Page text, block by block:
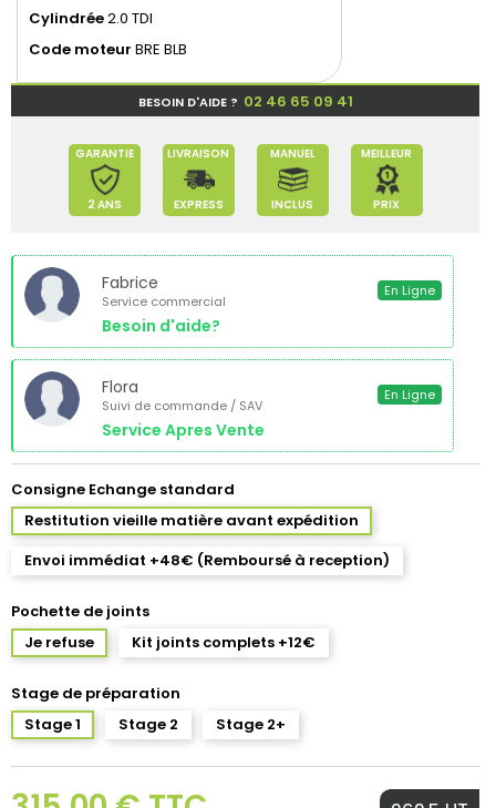
Cylindrée2.0 TDI
Code moteur BRE BLB
BESOIN D'AIDE ? 02 46 65 09 41
GARANTIE
2 ANS
LIVRAISON
EXPRESS
MANUEL
INCLUS
MEILLEUR
PRIX
Fabrice
Service commercial
Besoin d'aide?
En Ligne
Flora
Suivi de commande / SAV
Service Apres Vente
En Ligne
Consigne Echange standard
Restitution vieille matière avant expédition
Envoi immédiat +48€ (Remboursé à reception)
Pochette de joints
Je refuse
Kit joints complets +12€
Stage de préparation
Stage 1
Stage 2 Stage 2+